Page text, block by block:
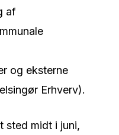
af
og eksterne
Erhverv).
sted midt i juni,